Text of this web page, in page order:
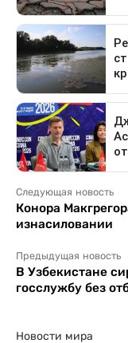
Следующая новость
Конора
изнасиловании
Предыдущая новость
В Узбекистане
госслужбу без
Новости мира